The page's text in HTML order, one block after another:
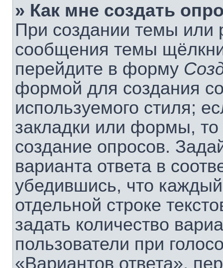
» Как мне создать
При создании темы или
сообщения темы
перейдите в форму
формой для создания
используемого стиля;
закладки или формы,
создание опросов.
варианта ответа в
убедившись, что
отдельной строке
задать количество
пользователи при
«Вариантов ответа»,